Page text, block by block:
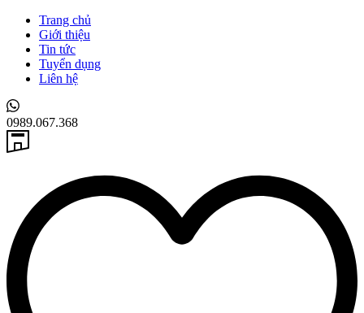
Trang chủ
Giới thiệu
Tin tức
Tuyển dụng
Liên hệ
0989.067.368